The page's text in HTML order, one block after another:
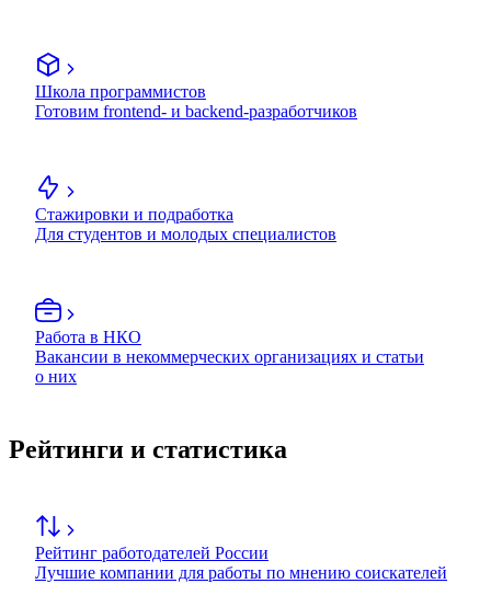
Школа программистов
Готовим frontend- и backend-разработчиков
Стажировки и подработка
Для студентов и молодых специалистов
Работа в НКО
Вакансии в некоммерческих организациях и статьи
о них
Рейтинги и статистика
Рейтинг работодателей России
Лучшие компании для работы по мнению соискателей